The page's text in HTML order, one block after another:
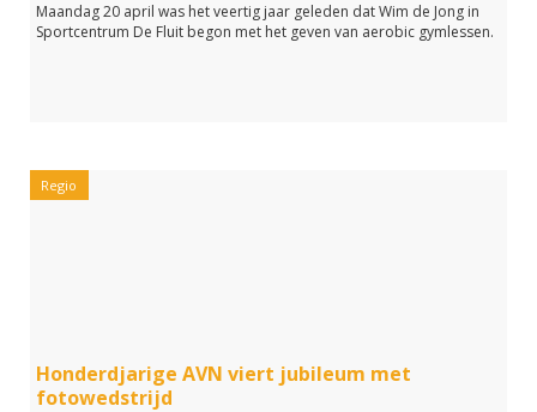
Maandag 20 april was het veertig jaar geleden dat Wim de Jong in
Sportcentrum De Fluit begon met het geven van aerobic gymlessen.
Regio
Honderdjarige AVN viert jubileum met
fotowedstrijd